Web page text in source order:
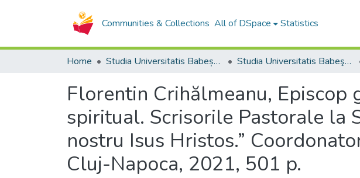
Communities & Collections All of DSpace Statistics
Home Studia Universitatis Babeș-Bolyai Collection Studia Universitatis Babeş-Bolyai Theologia Catholica
Florentin Crihălmeanu, Episcop
spiritual. Scrisorile Pastorale la
nostru Isus Hristos.”
Cluj-Napoca, 2021, 501 p.